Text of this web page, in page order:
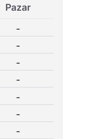
Pazar
-
-
-
-
-
-
-